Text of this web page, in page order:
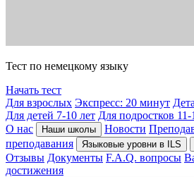
Тест по немецкому языку
Начать тест
Для взрослых Экспресс: 20 минут
Для детей 7-10 лет Для подростков 11-
О нас
Наши школы Новости
преподавания
Языковые уровни в ILS
Отзывы Документы F.A.Q. вопросы
достижения